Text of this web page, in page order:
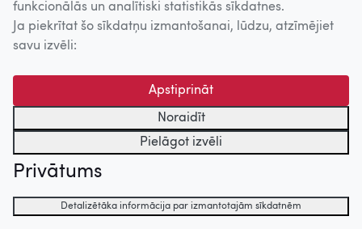
funkcionālās un analītiski statistikās sīkdatnes.
Ja piekrītat šo sīkdatņu izmantošanai, lūdzu, atzīmējiet
savu izvēli:
Apstiprināt
Noraidīt
Pielāgot izvēli
Privātums
Detalizētāka informācija par izmantotajām sīkdatnēm